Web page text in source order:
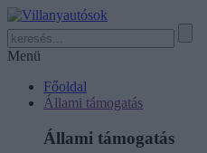
Menü
Főoldal
Állami támogatás
Állami támogatás